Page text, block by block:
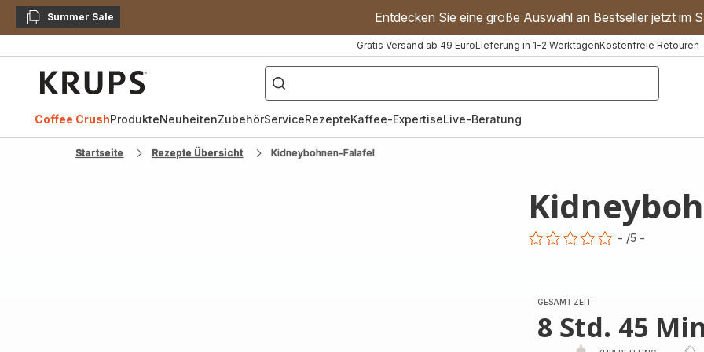
KopierenSummer Sale Entdecken Sie eine große Auswahl an Bestseller jetzt im
Gratis Versand ab 49 EuroLieferung in 1-2 WerktagenKostenfreie Retouren
["Kaffeevollautomat","Handmixer","Waffeleisen"]
Coffee CrushProdukteNeuheitenZubehörServiceRezepteKaffee-ExpertiseLive-Beratung
Startseite Rezepte Übersicht Kidneybohnen-Falafel
- /5 -
GESAMTZEIT
8 Std. 45